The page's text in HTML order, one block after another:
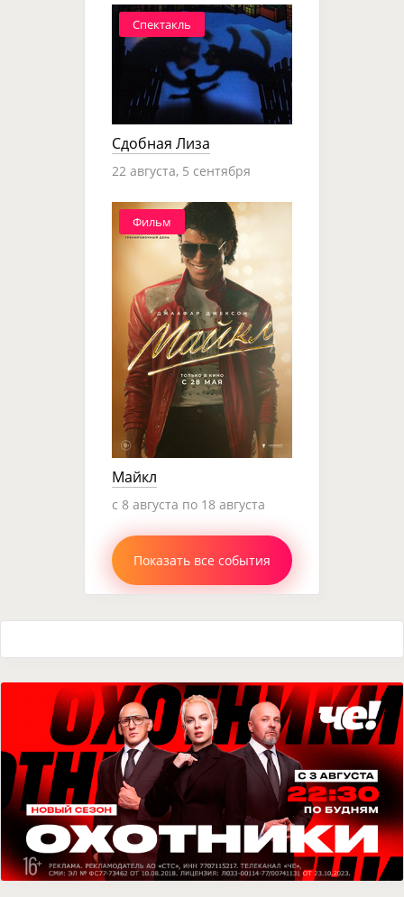
Спектакль
Сдобная Лиза
22 августа, 5 сентября
Фильм
Майкл
c 8 августа по 18 августа
Показать все события